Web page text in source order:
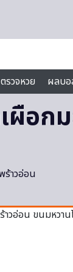
ตรวจหวย ผลบอ
อกม
ร้าวอ่อน